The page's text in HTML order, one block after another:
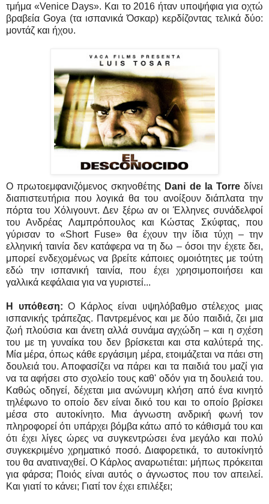
τμήμα «Venice Days». Και το 2016 ήταν υποψήφια για οχτώ
βραβεία Goya (τα ισπανικά Όσκαρ) κερδίζοντας τελικά δύο:
μοντάζ και ήχου.
Ο πρωτοεμφανιζόμενος σκηνοθέτης Dani de la Torreδίνει
διαπιστευτήρια που λογικά θα του ανοίξουν διάπλατα την
πόρτα του Χόλιγουντ. Δεν ξέρω αν οι Έλληνες συνάδελφοί
του Ανδρέας Λαμπρόπουλος και Κώστας Σκύφτας, που
γύρισαν το «Short Fuse» θα έχουν την ίδια τύχη – την
ελληνική ταινία δεν κατάφερα να τη δω – όσοι την έχετε δει,
μπορεί ενδεχομένως να βρείτε κάποιες ομοιότητες με τούτη
εδώ την ισπανική ταινία, που έχει χρησιμοποιήσει και
γαλλικά κεφάλαια για να γυριστεί...
Η υπόθεση: Ο Κάρλος είναι υψηλόβαθμο στέλεχος μιας
ισπανικής τράπεζας. Παντρεμένος και με δύο παιδιά, ζει μια
ζωή πλούσια και άνετη αλλά συνάμα αγχώδη – και η σχέση
του με τη γυναίκα του δεν βρίσκεται και στα καλύτερά της.
Μία μέρα, όπως κάθε εργάσιμη μέρα, ετοιμάζεται να πάει στη
δουλειά του. Αποφασίζει να πάρει και τα παιδιά του μαζί για
να τα αφήσει στο σχολείο τους καθ' οδόν για τη δουλειά του.
Καθώς οδηγεί, δέχεται μια ανώνυμη κλήση από ένα κινητό
τηλέφωνο το οποίο δεν είναι δικό του και το οποίο βρίσκει
μέσα στο αυτοκίνητο. Μια άγνωστη ανδρική φωνή τον
πληροφορεί ότι υπάρχει βόμβα κάτω από το κάθισμά του και
ότι έχει λίγες ώρες να συγκεντρώσει ένα μεγάλο και πολύ
συγκεκριμένο χρηματικό ποσό. Διαφορετικά, το αυτοκίνητό
του θα ανατιναχθεί. Ο Κάρλος αναρωτιέται: μήπως πρόκειται
για φάρσα; Ποιός είναι αυτός ο άγνωστος που τον απειλεί.
Και γιατί το κάνει; Γιατί τον έχει επιλέξει;